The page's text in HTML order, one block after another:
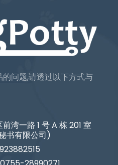
问题,请透过以下方式与
湾一路 1 号 A 栋 201 室
书有限公司)